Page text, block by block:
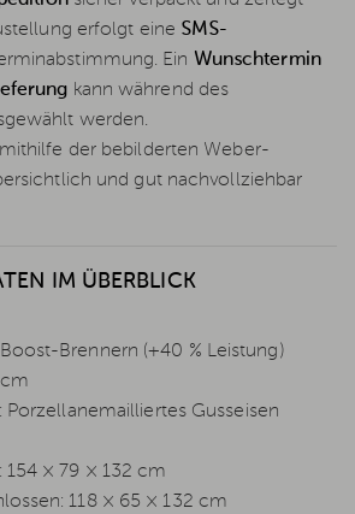
erfolgt eine SMS-
Ein Wunschtermin
kann während des
werden.
der bebilderten Weber-
und gut nachvollziehbar
IM ÜBERBLICK
Brennern (+40 % Leistung)
Porzellanemailliertes Gusseisen
× 79 × 132 cm
118 × 65 × 132 cm